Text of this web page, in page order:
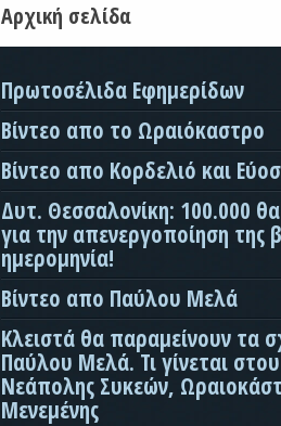
Αρχική σελίδα
Πρωτοσέλιδα Εφημερίδων
Βίντεο απο το Ωραιόκαστρο
Βίντεο απο Κορδελιό και
Δυτ. Θεσσαλονίκη: 100.000
για την απενεργοποίηση της
ημερομηνία!
Βίντεο απο Παύλου Μελά
Κλειστά θα παραμείνουν τα
Παύλου Μελά. Τι γίνεται
Νεάπολης Συκεών,
Μενεμένης